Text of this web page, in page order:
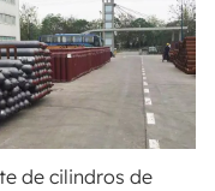
de cilindros de